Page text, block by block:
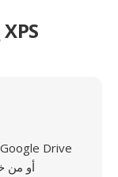
كيفية تحويل SCT إلى XPS